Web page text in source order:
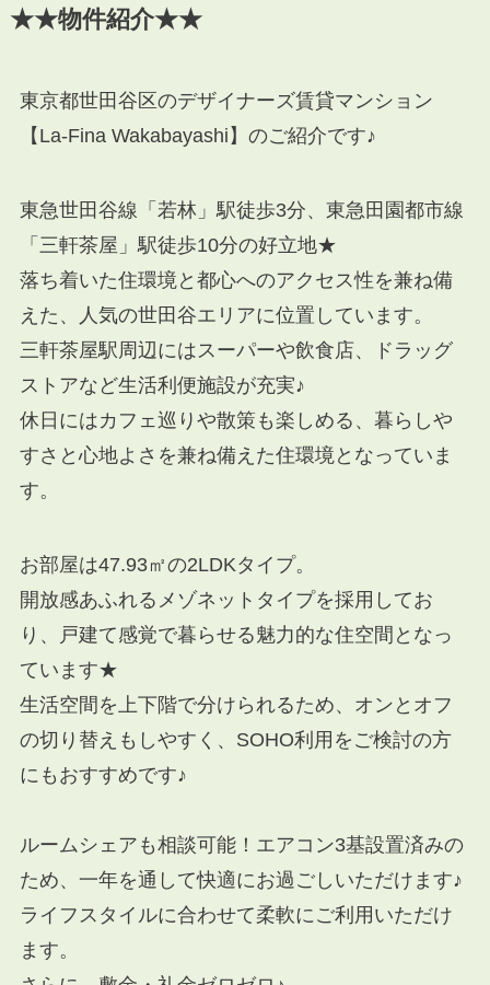
★★物件紹介★★
東京都世田谷区のデザイナーズ賃貸マンション
【La-Fina Wakabayashi】のご紹介です♪
東急世田谷線「若林」駅徒歩3分、東急田園都市線
「三軒茶屋」駅徒歩10分の好立地★
落ち着いた住環境と都心へのアクセス性を兼ね備
えた、人気の世田谷エリアに位置しています。
三軒茶屋駅周辺にはスーパーや飲食店、ドラッグ
ストアなど生活利便施設が充実♪
休日にはカフェ巡りや散策も楽しめる、暮らしや
すさと心地よさを兼ね備えた住環境となっていま
す。
お部屋は47.93㎡の2LDKタイプ。
開放感あふれるメゾネットタイプを採用してお
り、戸建て感覚で暮らせる魅力的な住空間となっ
ています★
生活空間を上下階で分けられるため、オンとオフ
の切り替えもしやすく、SOHO利用をご検討の方
にもおすすめです♪
ルームシェアも相談可能！エアコン3基設置済みの
ため、一年を通して快適にお過ごしいただけます♪
ライフスタイルに合わせて柔軟にご利用いただけ
ます。